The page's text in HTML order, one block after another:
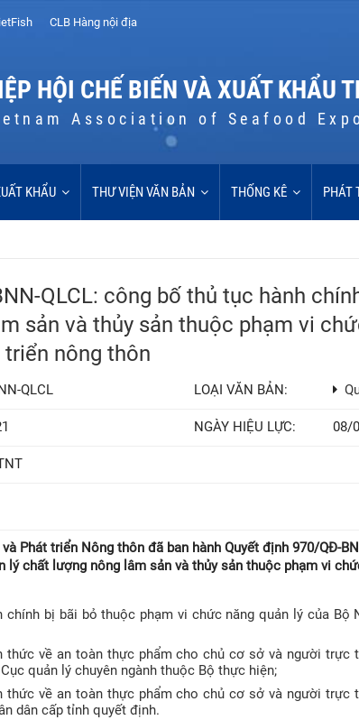
CLB Hàng nội địa
HỘI CHẾ BIẾN VÀ XUẤT KHẨU
Association of Seafood
KHẨU THƯ VIỆN VĂN BẢN THỐNG KÊ PHÁT
QLCL: công bố thủ tục hành
sản và thủy sản thuộc phạm vi
triển nông thôn
QLCL LOẠI VĂN BẢN:
NGÀY HIỆU LỰC: 08/
Phát triển Nông thôn đã ban hành Quyết định 970/QĐ-
lý chất lượng nông lâm sản và thủy sản thuộc phạm vi
bị bãi bỏ thuộc phạm vi chức năng quản lý của Bộ
thức về an toàn thực phẩm cho chủ cơ sở và người trực
quản lý chuyên ngành thuộc Bộ thực hiện;
thức về an toàn thực phẩm cho chủ cơ sở và người trực
dân cấp tỉnh quyết định.